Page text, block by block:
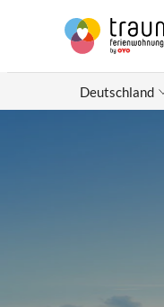
Deutschland